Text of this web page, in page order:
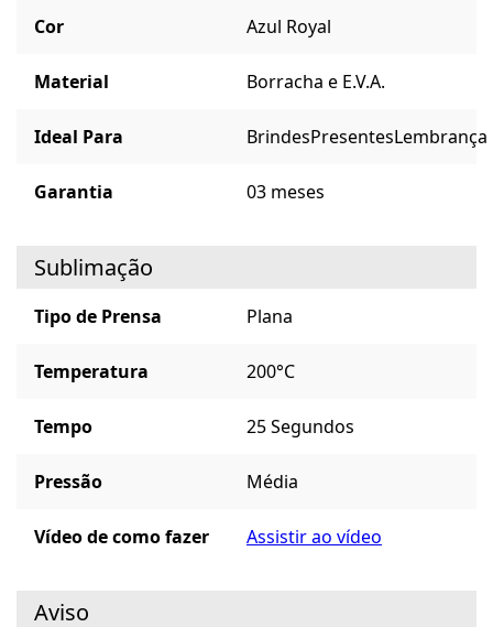
Cor Azul Royal
Material Borracha e E.V.A.
Ideal Para BrindesPresentesLembrança
Garantia 03 meses
Sublimação
Tipo de Prensa Plana
Temperatura 200°C
Tempo 25 Segundos
Pressão Média
Vídeo de como fazer Assistir ao vídeo
Aviso